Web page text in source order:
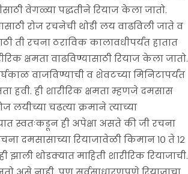
वेगळ्या पद्धतीने रियाज केला जातो.
रोज रचनेची थोडी लय वाढविली जाते व
ती रचना ठराविक कालावधीपर्यंत हातात
वाढविण्यासाठी रियाज केला जातो.
वाजविण्याची व शेवटच्या मिनिटापर्यंत
हवी. ही शारीरिक क्षमता म्हणजे दमसास
लयीच्या चढत्या क्रमाने त्याच्या
स्वतःकडून ही अपेक्षा असते की जी रचना
दमसासाच्या रियाजावेळी किमान १० ते १२
थोडक्यात माहिती शारीरिक रियाजाची.